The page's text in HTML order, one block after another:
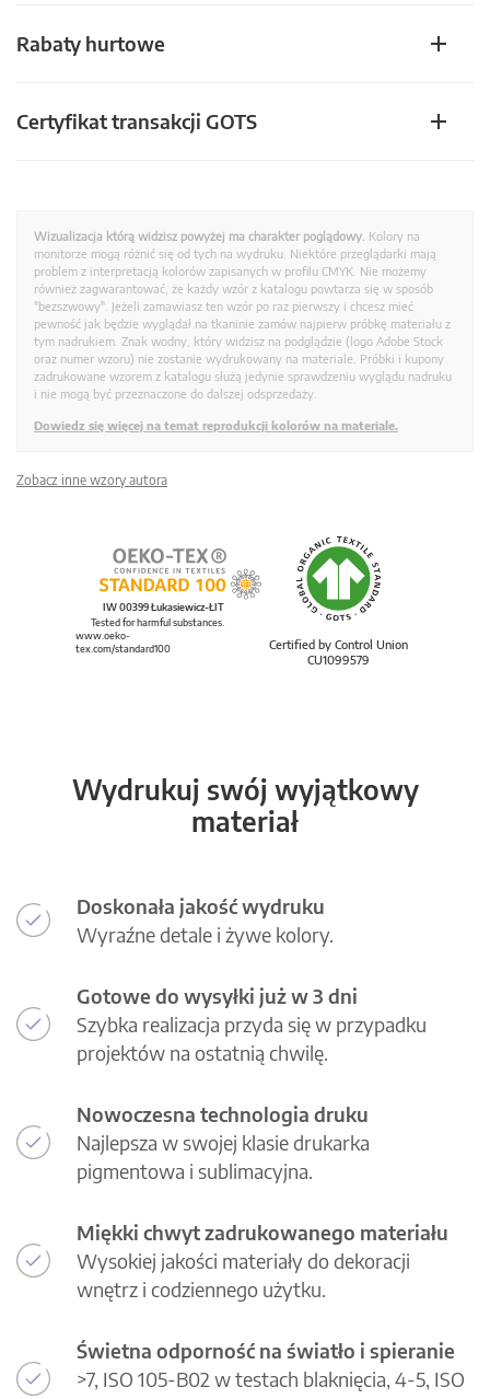
Rabaty hurtowe
Certyfikat transakcji GOTS
Wizualizacja którą widzisz powyżej ma charakter poglądowy. Kolory na
monitorze mogą różnić się od tych na wydruku. Niektóre przeglądarki mają
problem z interpretacją kolorów zapisanych w profilu CMYK. Nie możemy
również zagwarantować, że każdy wzór z katalogu powtarza się w sposób
"bezszwowy". Jeżeli zamawiasz ten wzór po raz pierwszy i chcesz mieć
pewność jak będzie wyglądał na tkaninie zamów najpierw próbkę materiału z
tym nadrukiem. Znak wodny, który widzisz na podglądzie (logo Adobe Stock
oraz numer wzoru) nie zostanie wydrukowany na materiale. Próbki i kupony
zadrukowane wzorem z katalogu służą jedynie sprawdzeniu wyglądu nadruku
i nie mogą być przeznaczone do dalszej odsprzedaży.
Dowiedz się więcej na temat reprodukcji kolorów na materiale.
Zobacz inne wzory autora
Certified by Control Union
CU1099579
IW 00399 Łukasiewicz-ŁIT
Tested for harmful substances.
www.oeko-
tex.com/standard100
Wydrukuj swój wyjątkowy
materiał
Doskonała jakość wydruku
Wyraźne detale i żywe kolory.
Gotowe do wysyłki już w 3 dni
Szybka realizacja przyda się w przypadku
projektów na ostatnią chwilę.
Nowoczesna technologia druku
Najlepsza w swojej klasie drukarka
pigmentowa i sublimacyjna.
Miękki chwyt zadrukowanego materiału
Wysokiej jakości materiały do dekoracji
wnętrz i codziennego użytku.
Świetna odporność na światło i spieranie
>7, ISO 105-B02 w testach blaknięcia, 4-5, ISO